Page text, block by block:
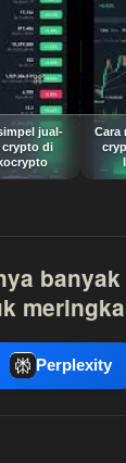
jual-
crypto di
Cara
Perplexity